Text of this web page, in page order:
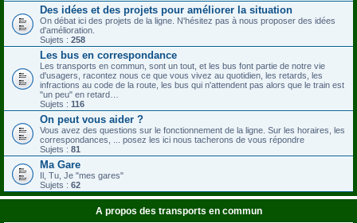
Des idées et des projets pour améliorer la situation
On débat ici des projets de la ligne. N'hésitez pas à nous proposer des idées
d'amélioration.
Sujets : 258
Les bus en correspondance
Les transports en commun, sont un tout, et les bus font partie de notre vie
d'usagers, racontez nous ce que vous vivez au quotidien, les retards, les
infractions au code de la route, les bus qui n'attendent pas alors que le train est
"un peu" en retard…
Sujets : 116
On peut vous aider ?
Vous avez des questions sur le fonctionnement de la ligne. Sur les horaires, les
correspondances, ... posez les ici nous tacherons de vous répondre
Sujets : 81
Ma Gare
Il, Tu, Je "mes gares"
Sujets : 62
A propos des transports en commun